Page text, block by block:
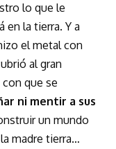
lo que le
en la tierra. Y a
el metal con
al gran
que se
ni mentir a sus
un mundo
madre tierra…